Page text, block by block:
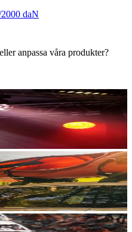
daN
anpassa våra produkter?